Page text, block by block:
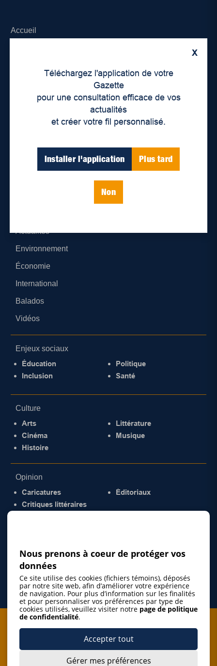
X
Téléchargez l'application de votre
Gazette
pour une consultation efficace de vos
actualités
et créer votre fil personnalisé.
Installer l'application Plus tard
Non
Accueil
Déontologie et confidentialité
Devenir partenaire
Lieux de distribution
Nous joindre
Parutions numériques
Actualités
Environnement
Économie
International
Balados
Vidéos
Enjeux sociaux
Éducation
Inclusion
Politique
Santé
Culture
Arts
Cinéma
Histoire
Littérature
Musique
Opinion
Caricatures
Critiques littéraires
Éditoriaux
Je m'abonne à l'infolettre
Nous prenons à coeur de protéger vos
données
Ce site utilise des cookies (fichiers témoins), déposés
par notre site web, afin d’améliorer votre expérience
de navigation. Pour plus d’information sur les finalités
et pour personnaliser vos préférences par type de
cookies utilisés, veuillez visiter notre page de politique
de confidentialité.
Accepter tout
Gérer mes préférences